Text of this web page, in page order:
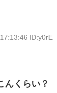
ID:y0rE
んくらい？